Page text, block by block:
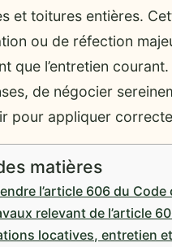
et toitures entières.
ou de réfection
que l’entretien
de négocier
pour appliquer
matières
l’article 606 du
relevant de l’article
locatives, entretien